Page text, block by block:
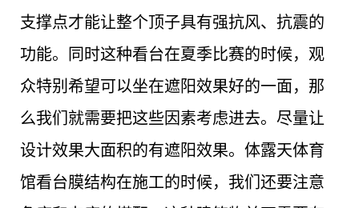
支撑点才能让整个顶子具有强抗风、抗震的
功能。同时这种看台在夏季比赛的时候，观
众特别希望可以坐在遮阳效果好的一面，那
么我们就需要把这些因素考虑进去。尽量让
设计效果大面积的有遮阳效果。体露天体育
馆看台膜结构在施工的时候，我们还要注意